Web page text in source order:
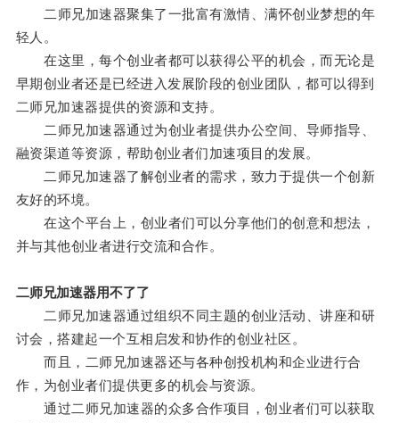
二师兄加速器聚集了一批富有激情、满怀创业梦想的年
轻人。
在这里，每个创业者都可以获得公平的机会，而无论是
早期创业者还是已经进入发展阶段的创业团队，都可以得到
二师兄加速器提供的资源和支持。
二师兄加速器通过为创业者提供办公空间、导师指导、
融资渠道等资源，帮助创业者们加速项目的发展。
二师兄加速器了解创业者的需求，致力于提供一个创新
友好的环境。
在这个平台上，创业者们可以分享他们的创意和想法，
并与其他创业者进行交流和合作。
二师兄加速器用不了了
二师兄加速器通过组织不同主题的创业活动、讲座和研
讨会，搭建起一个互相启发和协作的创业社区。
而且，二师兄加速器还与各种创投机构和企业进行合
作，为创业者们提供更多的机会与资源。
通过二师兄加速器的众多合作项目，创业者们可以获取